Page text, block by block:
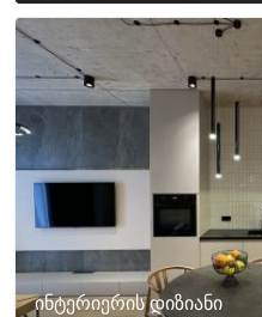
ინტერიერის დიზიანი